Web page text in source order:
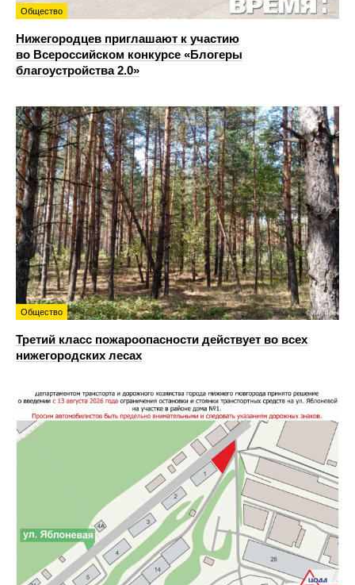
Общество
Нижегородцев приглашают к участию
во Всероссийском конкурсе «Блогеры
благоустройства 2.0»
Общество
Третий класс пожароопасности действует во всех
нижегородских лесах